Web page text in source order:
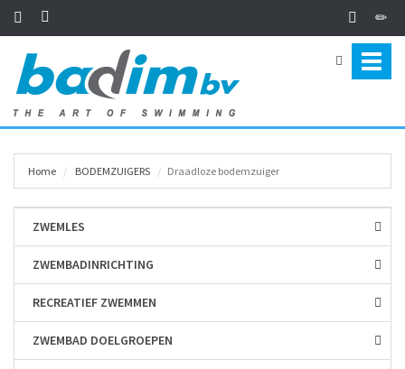
Home BODEM­ZUIGERS Draadloze bodemzuiger
ZWEMLES
ZWEMBAD­INRICHTING
RECREATIEF ZWEMMEN
ZWEMBAD DOELGROEPEN